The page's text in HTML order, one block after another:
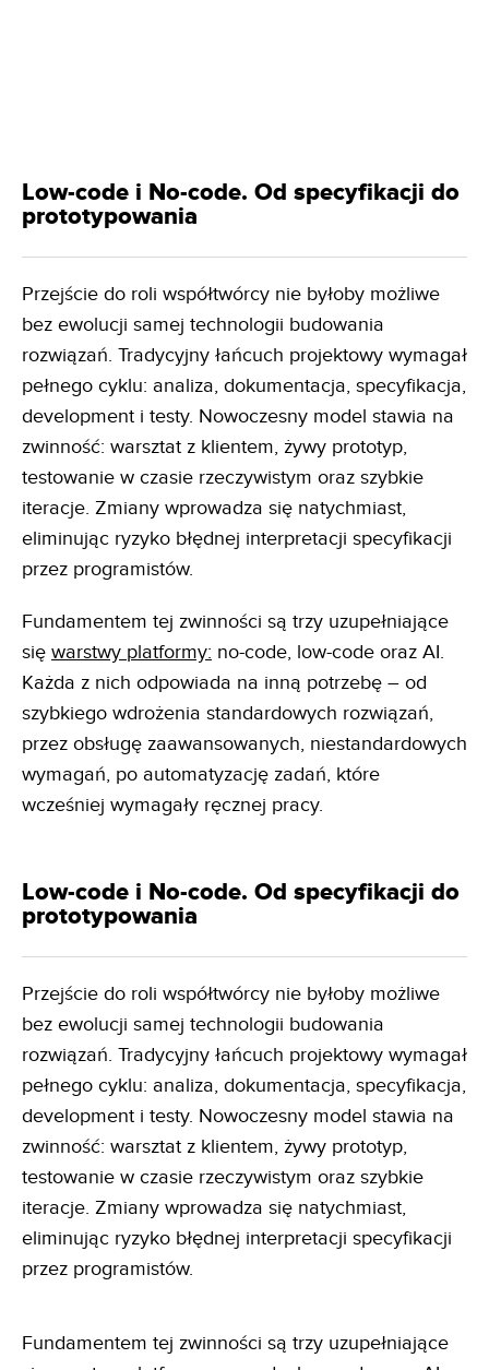
Low-code i No-code. Od specyfikacji do
prototypowania
Przejście do roli współtwórcy nie byłoby możliwe
bez ewolucji samej technologii budowania
rozwiązań. Tradycyjny łańcuch projektowy wymagał
pełnego cyklu: analiza, dokumentacja, specyfikacja,
development i testy. Nowoczesny model stawia na
zwinność: warsztat z klientem, żywy prototyp,
testowanie w czasie rzeczywistym oraz szybkie
iteracje. Zmiany wprowadza się natychmiast,
eliminując ryzyko błędnej interpretacji specyfikacji
przez programistów.
Fundamentem tej zwinności są trzy uzupełniające
się warstwy platformy: no-code, low-code oraz AI.
Każda z nich odpowiada na inną potrzebę – od
szybkiego wdrożenia standardowych rozwiązań,
przez obsługę zaawansowanych, niestandardowych
wymagań, po automatyzację zadań, które
wcześniej wymagały ręcznej pracy.
Low-code i No-code. Od specyfikacji do
prototypowania
Przejście do roli współtwórcy nie byłoby możliwe
bez ewolucji samej technologii budowania
rozwiązań. Tradycyjny łańcuch projektowy wymagał
pełnego cyklu: analiza, dokumentacja, specyfikacja,
development i testy. Nowoczesny model stawia na
zwinność: warsztat z klientem, żywy prototyp,
testowanie w czasie rzeczywistym oraz szybkie
iteracje. Zmiany wprowadza się natychmiast,
eliminując ryzyko błędnej interpretacji specyfikacji
przez programistów.
Fundamentem tej zwinności są trzy uzupełniające